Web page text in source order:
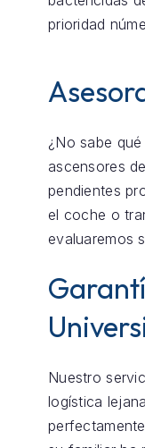
prioridad
¿No sabe
ascensores
pendientes
el coche o
evaluaremos
Nuestro
logística